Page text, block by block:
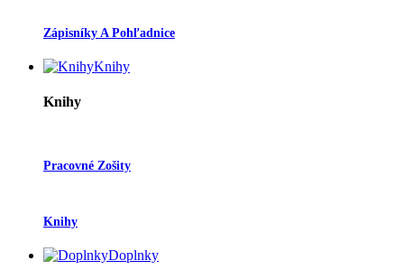
Zápisníky A Pohľadnice
Knihy
Knihy
Pracovné Zošity
Knihy
Doplnky